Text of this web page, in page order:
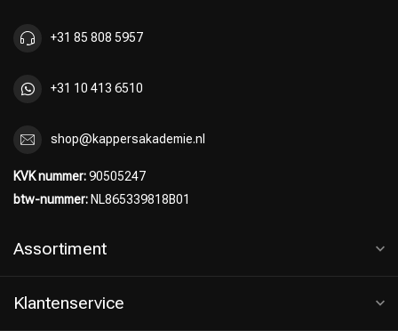
+31 85 808 5957
+31 10 413 6510
shop@kappersakademie.nl
KVK nummer:90505247
btw-nummer: NL865339818B01
Assortiment
Klantenservice